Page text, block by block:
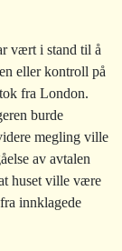
vært i stand til å
eller kontroll på
fra London.
burde
megling ville
av avtalen
huset ville være
innklagede